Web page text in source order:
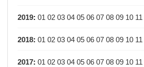
2019: 01 02 03 04 05 06 07 08 09 10 11
2018: 01 02 03 04 05 06 07 08 09 10 11
2017: 01 02 03 04 05 06 07 08 09 10 11